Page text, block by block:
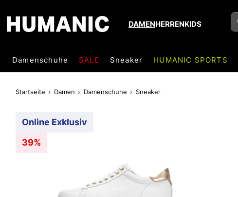
DAMENHERRENKIDS
Damenschuhe SALE Sneaker HUMANIC SPORTS
Startseite Damen Damenschuhe Sneaker
Online Exklusiv
39%